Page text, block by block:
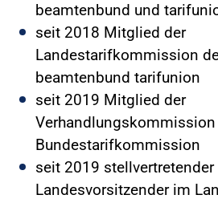
beamtenbund und
seit 2018 Mitglied der
Landestarifkommission
beamtenbund tarifunion
seit 2019 Mitglied der
Verhandlungskommission
Bundestarifkommission
seit 2019 stellvertretender
Landesvorsitzender im